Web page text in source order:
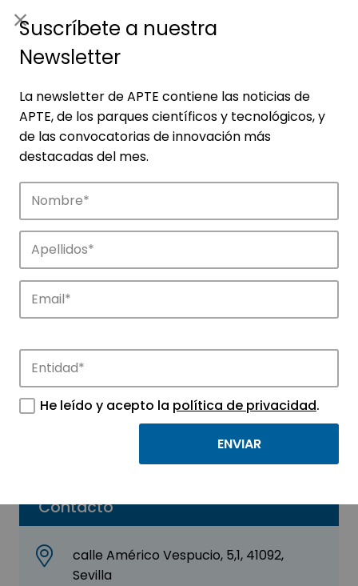
Empresas
Descubre las empresas que impulsan la
innovación en los parques de APTE.
Contacto
calle Américo Vespucio, 5,1, 41092,
Sevilla
Grupo Considera S.L.
INGENIERIA, CONSULTORIA Y ASESORIA
Sevilla TechPark
Suscríbete a nuestra
Newsletter
La newsletter de APTE contiene las noticias de
APTE, de los parques científicos y tecnológicos, y
de las convocatorias de innovación más
destacadas del mes.
He leído y acepto la política de privacidad.